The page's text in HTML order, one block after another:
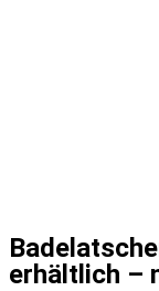
erhältlich –